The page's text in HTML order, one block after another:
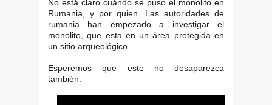
No está claro cuándo se puso el monolito en
Rumania, y por quien. Las autoridades de
rumania han empezado a investigar el
monolito, que esta en un área protegida en
un sitio arqueológico.
Esperemos que este no desaparezca
también.